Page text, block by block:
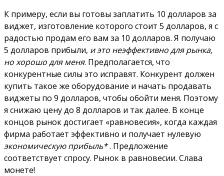
К примеру, если вы готовы заплатить 10 долларов за
виджет, изготовление которого стоит 5 долларов, я с
радостью продам его вам за 10 долларов. Я получаю
5 долларов прибыли, и это неэффективно для рынка,
но хорошо для меня. Предполагается, что
конкурентные силы это исправят. Конкурент должен
купить такое же оборудование и начать продавать
виджеты по 9 долларов, чтобы обойти меня. Поэтому
я снижаю цену до 8 долларов и так далее. В конце
концов рынок достигает «равновесия», когда каждая
фирма работает эффективно и получает нулевую
экономическуюприбыль*. Предложение
соответствует спросу. Рынок в равновесии. Слава
монете!